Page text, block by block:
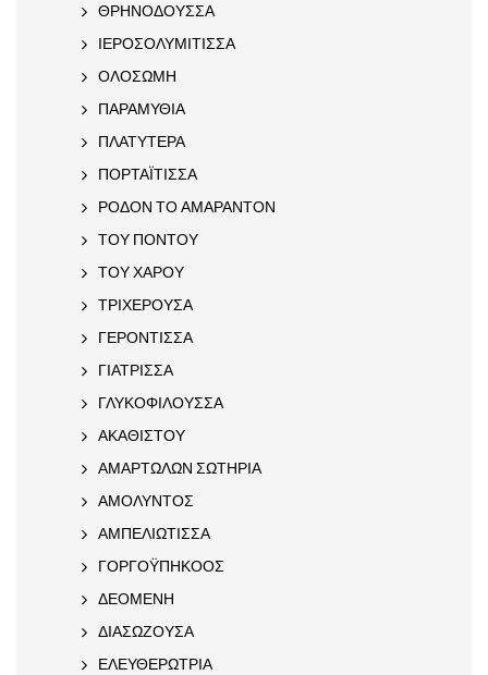
ΘΡΗΝΟΔΟΥΣΣΑ
ΙΕΡΟΣΟΛΥΜΙΤΙΣΣΑ
ΟΛΟΣΩΜΗ
ΠΑΡΑΜΥΘΙΑ
ΠΛΑΤΥΤΕΡΑ
ΠΟΡΤΑΪΤΙΣΣΑ
ΡΟΔΟΝ ΤΟ ΑΜΑΡΑΝΤΟΝ
ΤΟΥ ΠΟΝΤΟΥ
ΤΟΥ ΧΑΡΟΥ
ΤΡΙΧΕΡΟΥΣΑ
ΓΕΡΟΝΤΙΣΣΑ
ΓΙΑΤΡΙΣΣΑ
ΓΛΥΚΟΦΙΛΟΥΣΣΑ
ΑΚΑΘΙΣΤΟΥ
ΑΜΑΡΤΩΛΩΝ ΣΩΤΗΡΙΑ
ΑΜΟΛΥΝΤΟΣ
ΑΜΠΕΛΙΩΤΙΣΣΑ
ΓΟΡΓΟΫΠΗΚΟΟΣ
ΔΕΟΜΕΝΗ
ΔΙΑΣΩΖΟΥΣΑ
ΕΛΕΥΘΕΡΩΤΡΙΑ